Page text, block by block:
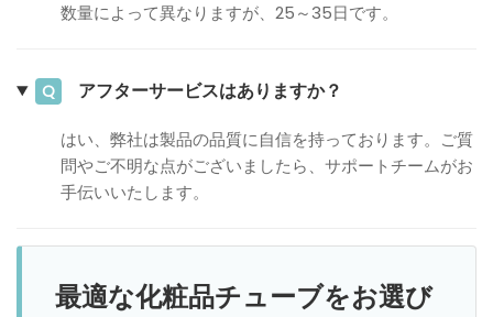
数量によって異なりますが、25～35日です。
Q アフターサービスはありますか？
はい、弊社は製品の品質に自信を持っております。ご質
問やご不明な点がございましたら、サポートチームがお
手伝いいたします。
最適な化粧品チューブをお選び